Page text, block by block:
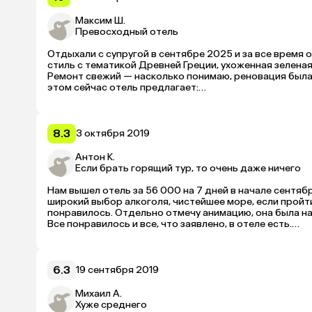
Максим Ш.
Превосходный отель
Отдыхали с супругой в сентябре 2025 и за все
стиль с тематикой Древней Греции, ухоженная
Ремонт свежий — насколько понимаю, реновация
этом сейчас отель предлагает:
- Два больших бассейна, водные горки, собственный
отеля. У бассейнов и пляжа весь день работает бар,
при тебе перекусов (пицца, запеченный картофель,
- Слаженную работу персонала, который готов
полотенца ежедневно. Команда аниматоров также
теннис, волейбол) и вечеринки у бассейна, а по
профессиональными танцорами и акробатами.
В общем, просто превосходный отель, рекомендую.
Из крайне незначительных минусов могу выделить
8.3 3 октября 2019
Антон К.
Если брать горящий тур, то очень даже ничего
Нам вышел отель за 56 000 на 7 дней в начале
широкий выбор алкоголя, чистейшее море, если
понравилось. Отдельно отмечу анимацию, она была
Все понравилось и все, что заявлено, в отеле есть.
6.3 19 сентября 2019
Михаил А.
Хуже среднего